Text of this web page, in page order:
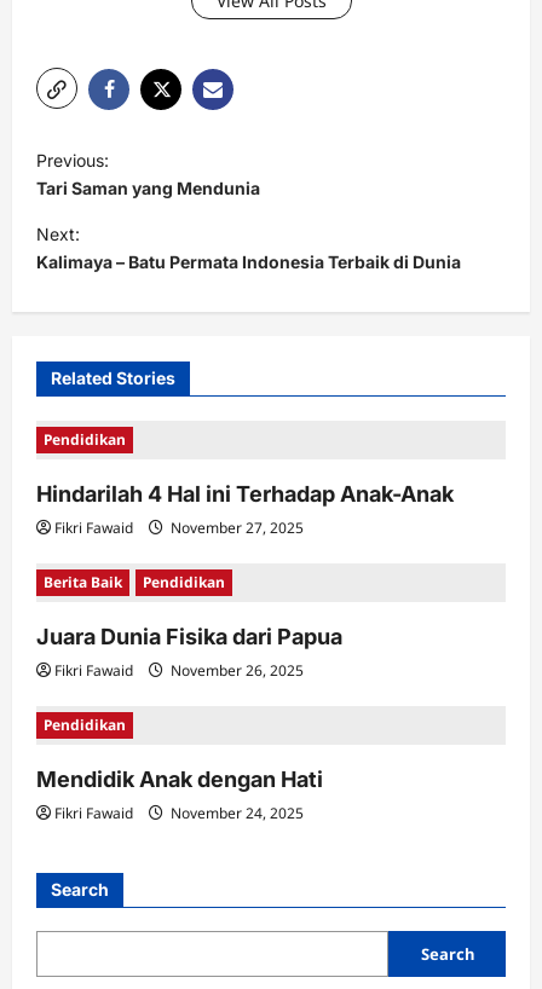
o
s
t
v
g
a
t
o
n
Previous:
Tari Saman yang Mendunia
Next:
Kalimaya – Batu Permata Indonesia Terbaik di Dunia
Related Stories
Pendidikan
Hindarilah 4 Hal ini Terhadap Anak-Anak
Fikri Fawaid November 27, 2025
Berita Baik Pendidikan
Juara Dunia Fisika dari Papua
Fikri Fawaid November 26, 2025
Pendidikan
Mendidik Anak dengan Hati
Fikri Fawaid November 24, 2025
Search
Search